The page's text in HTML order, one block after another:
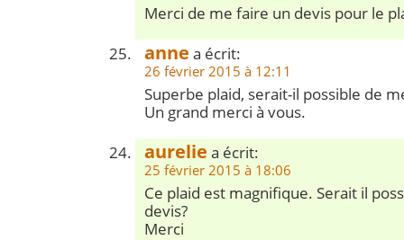
Merci de me faire un devis pour le
anne a écrit:
26 février 2015 à 12:11
Superbe plaid, serait-il possible de
Un grand merci à vous.
aurelie a écrit:
25 février 2015 à 18:06
Ce plaid est magnifique. Serait il
devis?
Merci